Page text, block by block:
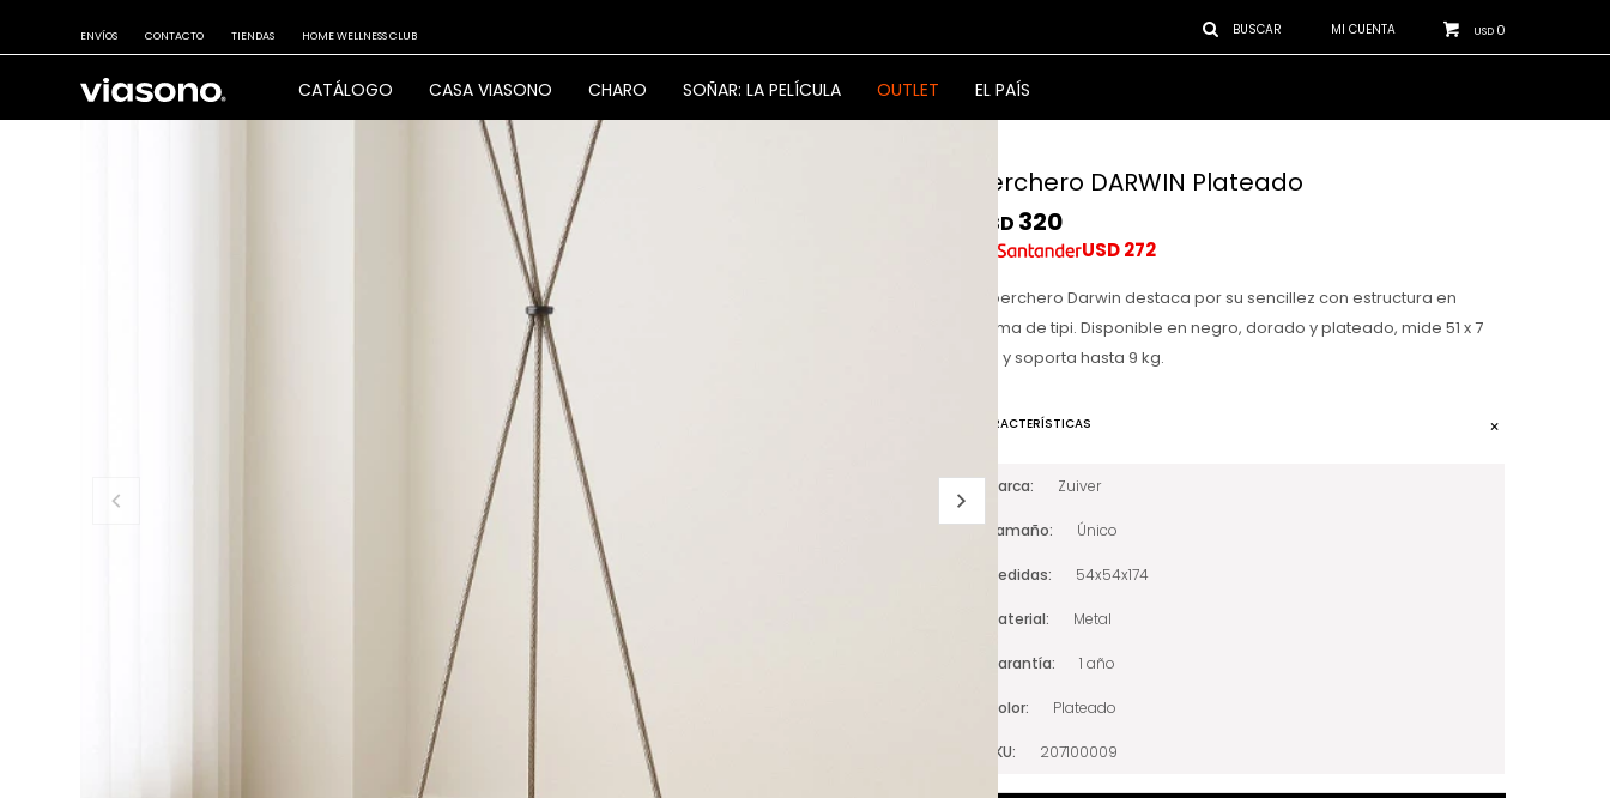
CATÁLOGO CASA VIASONO CHARO SOÑAR: LA PELÍCULA OUTLET EL PAÍS
USD 0
ENVÍOS CONTACTO TIENDAS HOME WELLNESS CLUB
Perchero DARWIN Plateado
USD 320
USD272
El perchero Darwin destaca por su sencillez con estructura en
forma de tipi. Disponible en negro, dorado y plateado, mide 51 x 7
cm y soporta hasta 9 kg.
CARACTERÍSTICAS
Marca Zuiver
Tamaño Único
Medidas 54x54x174
Material Metal
Garantía 1 año
Color Plateado
SKU 207100009